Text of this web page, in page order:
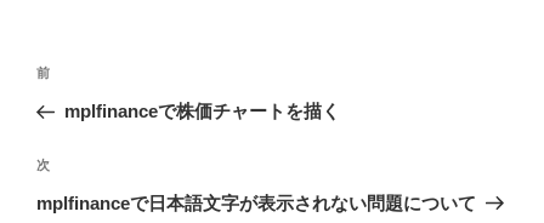
投
ナ
ビ
ゲ
前
の
稿
前
mplfinanceで株価チャートを描く
次
の
次
mplfinanceで日本語文字が表示されない問題について